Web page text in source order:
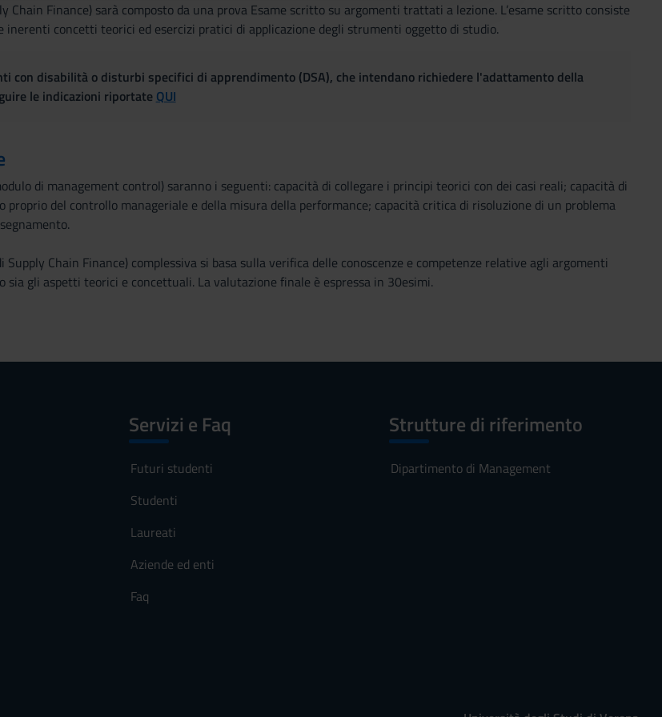
Chain Finance) sarà composto da una prova Esame scritto su argomenti trattati a lezione. L’esame scritto consiste
inerenti concetti teorici ed esercizi pratici di applicazione degli strumenti oggetto di studio.
con disabilità o disturbi specifici di apprendimento (DSA), che intendano richiedere l'adattamento della
le indicazioni riportate QUI
di management control) saranno i seguenti: capacità di collegare i principi teorici con dei casi reali; capacità di
del controllo manageriale e della misura della performance; capacità critica di risoluzione di un problema
Chain Finance) complessiva si basa sulla verifica delle conoscenze e competenze relative agli argomenti
sia gli aspetti teorici e concettuali. La valutazione finale è espressa in 30esimi.
Servizi e Faq
Futuri studenti
Studenti
Laureati
Aziende ed enti
Faq
Strutture di riferimento
Dipartimento di Management